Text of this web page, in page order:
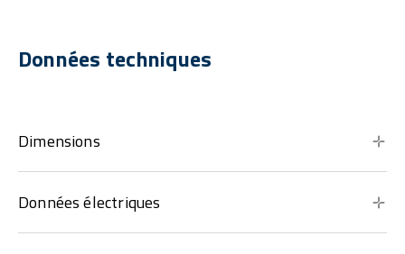
Données techniques
Dimensions
Données électriques